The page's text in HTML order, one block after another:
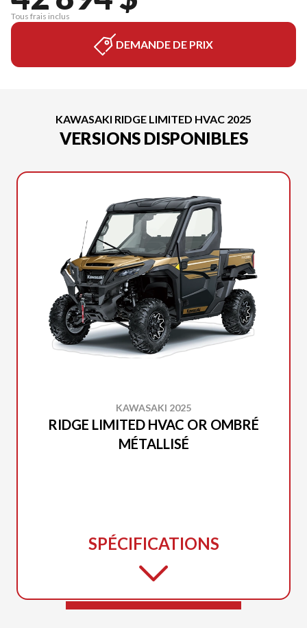
Tous frais inclus
DEMANDE DE PRIX
KAWASAKI RIDGE LIMITED HVAC 2025
VERSIONS DISPONIBLES
KAWASAKI 2025
RIDGE LIMITED HVAC OR OMBRÉ
MÉTALLISÉ
SPÉCIFICATIONS